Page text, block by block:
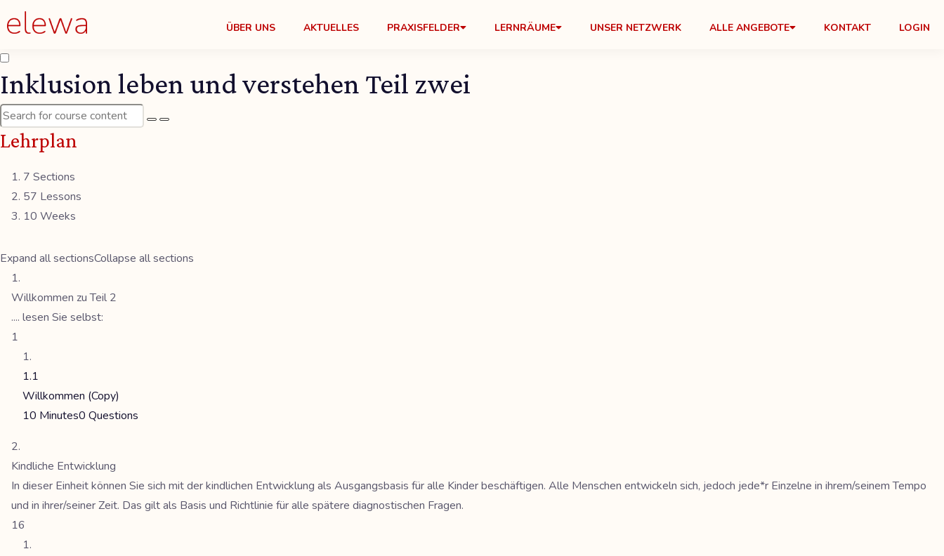
ÜBER UNS AKTUELLES PRAXISFELDER LERNRÄUME UNSER NETZWERK ALLE ANGEBOTE KONTAKT LOGIN
Inklusion leben und verstehen Teil zwei
Lehrplan
7 Sections
57 Lessons
10 Weeks
Expand all sectionsCollapse all sections
Willkommen zu Teil 2
.... lesen Sie selbst:
1
1.1
Willkommen (Copy)
10 Minutes0 Questions
Kindliche Entwicklung
In dieser Einheit können Sie sich mit der kindlichen Entwicklung als Ausgangsbasis für alle Kinder beschäftigen. Alle Menschen entwickeln sich, jedoch jede*r Einzelne in ihrem/seinem Tempo
und in ihrer/seiner Zeit. Das gilt als Basis und Richtlinie für alle spätere diagnostischen Fragen.
16